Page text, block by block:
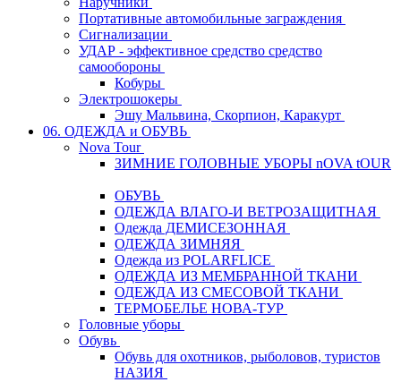
Портативные автомобильные заграждения
Сигнализации
УДАР - эффективное средство средство
самообороны
Кобуры
Электрошокеры
Эшу Мальвина, Скорпион, Каракурт
06. ОДЕЖДА и ОБУВЬ
Nova Tour
ЗИМНИЕ ГОЛОВНЫЕ УБОРЫ nOVA tOUR
ОБУВЬ
ОДЕЖДА ВЛАГО-И ВЕТРОЗАЩИТНАЯ
Одежда ДЕМИСЕЗОННАЯ
ОДЕЖДА ЗИМНЯЯ
Одежда из POLARFLICE
ОДЕЖДА ИЗ МЕМБРАННОЙ ТКАНИ
ОДЕЖДА ИЗ СМЕСОВОЙ ТКАНИ
ТЕРМОБЕЛЬЕ НОВА-ТУР
Головные уборы
Обувь
Обувь для охотников, рыболовов, туристов
НАЗИЯ